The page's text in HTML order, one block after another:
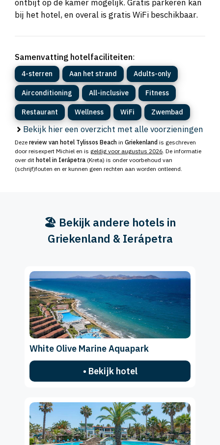
ontbijt op de kamer mogelijk. Gratis parkeren kan
bij het hotel, en overal is gratis WiFi beschikbaar.
Samenvatting hotelfaciliteiten:
4-sterren Aan het strand Adults-only
Airconditioning All-inclusive Fitness
Restaurant Wellness WiFi Zwembad
Bekijk hier een overzicht met alle voorzieningen
Deze review van hotel Tylissos Beach in Griekenland is geschreven
door reisexpert Michiel en is geldig voor augustus 2026 . De informatie
over dit hotel in Ierápetra (Kreta) is onder voorbehoud van
(schrijf)fouten en er kunnen geen rechten aan worden ontleend.
🏖️ Bekijk andere hotels in
Griekenland & Ierápetra
White Olive Marine Aquapark
• Bekijk hotel